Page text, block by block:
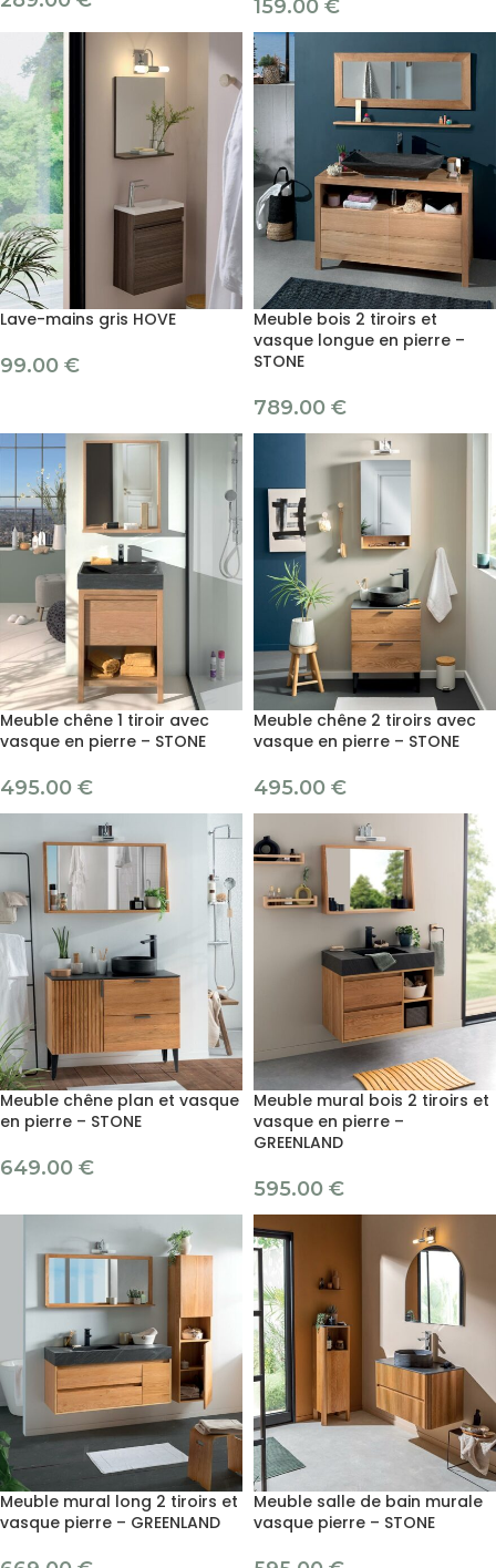
159.00 €
Lave-mains gris HOVE
99.00 €
Meuble bois 2 tiroirs et
vasque longue en pierre –
STONE
789.00 €
Meuble chêne 1 tiroir avec
vasque en pierre – STONE
495.00 €
Meuble chêne 2 tiroirs avec
vasque en pierre – STONE
495.00 €
Meuble chêne plan et vasque
en pierre – STONE
649.00 €
Meuble mural bois 2 tiroirs et
vasque en pierre –
GREENLAND
595.00 €
Meuble mural long 2 tiroirs et
vasque pierre – GREENLAND
Meuble salle de bain murale
vasque pierre – STONE